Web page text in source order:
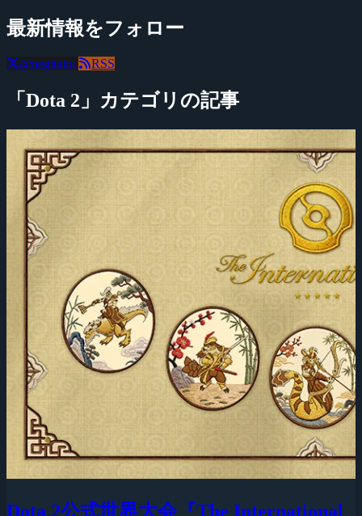
最新情報をフォロー
@negitaku RSS
「Dota 2」カテゴリの記事
Dota 2公式世界大会『The International